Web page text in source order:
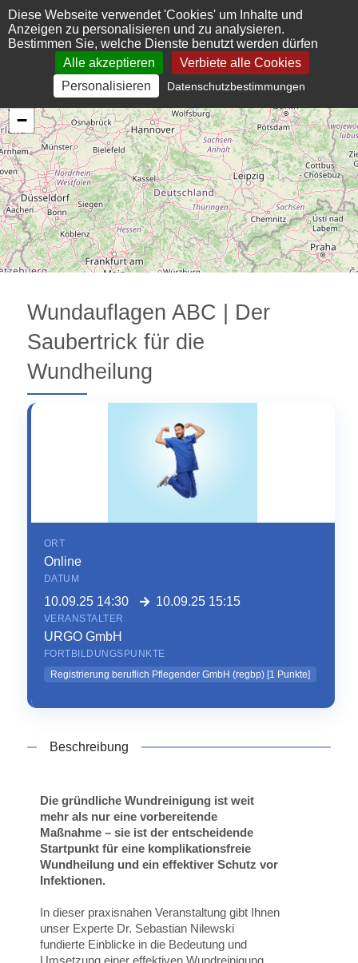
Cookie-Einstellungen
Diese Webseite verwendet 'Cookies' um Inhalte und
Anzeigen zu personalisieren und zu analysieren.
Bestimmen Sie, welche Dienste benutzt werden dürfen
Alle akzeptieren
Verbiete alle Cookies
Personalisieren
Datenschutzbestimmungen
−
Wundauflagen ABC | Der
Saubertrick für die
Wundheilung
ORT
Online
DATUM
10.09.25 14:30 10.09.25 15:15
VERANSTALTER
URGO GmbH
FORTBILDUNGSPUNKTE
Registrierung beruflich Pflegender GmbH (regbp)[1 Punkte]
Beschreibung
Die gründliche Wundreinigung ist weit
mehr als nur eine vorbereitende
Maßnahme – sie ist der entscheidende
Startpunkt für eine komplikationsfreie
Wundheilung und ein effektiver Schutz vor
Infektionen.
In dieser praxisnahen Veranstaltung gibt Ihnen
unser Experte Dr. Sebastian Nilewski
fundierte Einblicke in die Bedeutung und
Umsetzung einer effektiven Wundreinigung.